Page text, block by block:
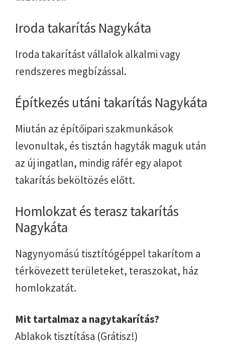
Iroda takarítás Nagykáta
Iroda takarítást vállalok alkalmi vagy
rendszeres megbízással.
Építkezés utáni takarítás Nagykáta
Miután az építőipari szakmunkások
levonultak, és tisztán hagyták maguk után
az új ingatlan, mindig ráfér egy alapot
takarítás beköltözés előtt.
Homlokzat és terasz takarítás
Nagykáta
Nagynyomású tisztítógéppel takarítom a
térkövezett területeket, teraszokat, ház
homlokzatát.
Mit tartalmaz a nagytakarítás?
Ablakok tisztítása (Grátisz!)